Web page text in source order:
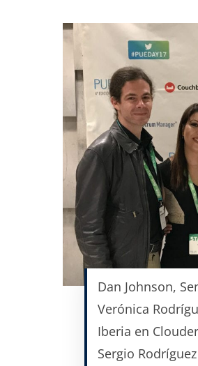
Dan Johnson,
Verónica
Iberia en
Sergio